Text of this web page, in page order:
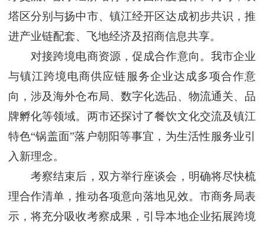
塔区分别与扬中市、镇江经开区达成初步共识，推
进产业链配套、飞地经济及招商信息共享。
对接跨境电商资源，促成合作意向。我市企业
与镇江跨境电商供应链服务企业达成多项合作意
向，涉及海外仓布局、数字化选品、物流通关、品
牌孵化等领域。两市还探讨了餐饮文化交流及镇江
特色“锅盖面”落户朝阳等事宜，为生活性服务业引
入新理念。
考察结束后，双方举行座谈会，明确将尽快梳
理合作清单，推动各项意向落地见效。市商务局表
示，将充分吸收考察成果，引导本地企业拓展跨境